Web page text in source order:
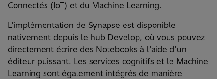
Connectés (IoT) et du Machine Learning.
L’implémentation de Synapse est disponible
nativement depuis le hub Develop, où vous pouvez
directement écrire des Notebooks à l’aide d’un
éditeur puissant. Les services cognitifs et le Machine
Learning sont également intégrés de manière